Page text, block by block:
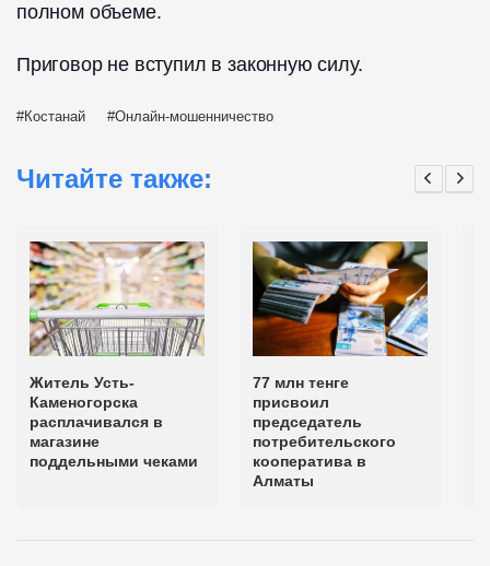
полном объеме.
Приговор не вступил в законную силу.
Костанай Онлайн-мошенничество
Читайте также:
Житель Усть-
Каменогорска
расплачивался в
магазине
поддельными чеками
77 млн тенге
присвоил
председатель
потребительского
кооператива в
Алматы